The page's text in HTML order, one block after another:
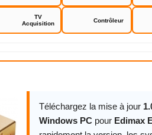
TV
Acquisition
Contrôleur
Edimax EW-7811UN
Téléchargez la mise à jour
Windows PC pour Edimax